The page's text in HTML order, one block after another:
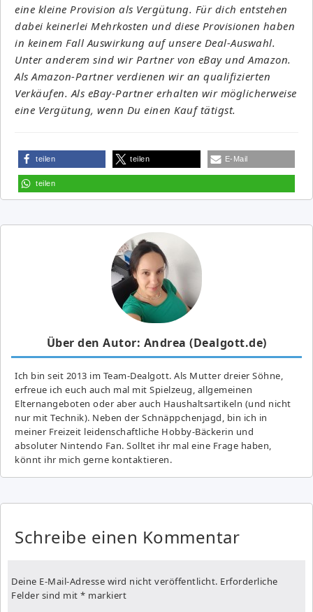
eine kleine Provision als Vergütung. Für dich entstehen
dabei keinerlei Mehrkosten und diese Provisionen haben
in keinem Fall Auswirkung auf unsere Deal-Auswahl.
Unter anderem sind wir Partner von eBay und Amazon.
Als Amazon-Partner verdienen wir an qualifizierten
Verkäufen. Als eBay-Partner erhalten wir möglicherweise
eine Vergütung, wenn Du einen Kauf tätigst.
teilen teilen E-Mail
teilen
Über den Autor: Andrea (Dealgott.de)
Ich bin seit 2013 im Team-Dealgott. Als Mutter dreier Söhne,
erfreue ich euch auch mal mit Spielzeug, allgemeinen
Elternangeboten oder aber auch Haushaltsartikeln (und nicht
nur mit Technik). Neben der Schnäppchenjagd, bin ich in
meiner Freizeit leidenschaftliche Hobby-Bäckerin und
absoluter Nintendo Fan. Solltet ihr mal eine Frage haben,
könnt ihr mich gerne kontaktieren.
Schreibe einen Kommentar
Deine E-Mail-Adresse wird nicht veröffentlicht. Erforderliche
Felder sind mit * markiert